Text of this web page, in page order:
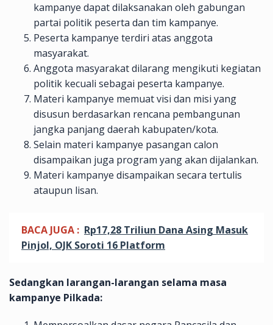
kampanye dapat dilaksanakan oleh gabungan
partai politik peserta dan tim kampanye.
Peserta kampanye terdiri atas anggota
masyarakat.
Anggota masyarakat dilarang mengikuti kegiatan
politik kecuali sebagai peserta kampanye.
Materi kampanye memuat visi dan misi yang
disusun berdasarkan rencana pembangunan
jangka panjang daerah kabupaten/kota.
Selain materi kampanye pasangan calon
disampaikan juga program yang akan dijalankan.
Materi kampanye disampaikan secara tertulis
ataupun lisan.
BACA JUGA : Rp17,28 Triliun Dana Asing Masuk
Pinjol, OJK Soroti 16 Platform
Sedangkan larangan-larangan selama masa
kampanye Pilkada: